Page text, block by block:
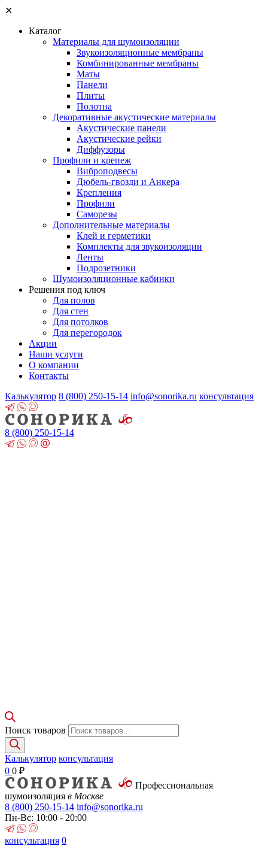
✕
Каталог
Материалы для шумоизоляции
Звукоизоляционные мембраны
Комбинированные мембраны
Маты
Панели
Плиты
Полотна
Декоративные акустические материалы
Акустические панели
Акустические рейки
Диффузоры
Профили и крепеж
Виброподвесы
Дюбель-гвозди и Анкера
Крепления
Профили
Саморезы
Дополнительные материалы
Клей и герметики
Комплекты для звукоизоляции
Ленты
Подрозетники
Шумоизоляционные кабинки
Решения под ключ
Для полов
Для стен
Для потолков
Для перегородок
Акции
Наши услуги
О компании
Контакты
Калькулятор 8 (800) 250-15-14 info@sonorika.ru консультация
8 (800) 250-15-14
Поиск товаров
Калькулятор консультация
0 0 ₽
Профессиональная
шумоизоляция в Москве
8 (800) 250-15-14 info@sonorika.ru
Пн-Вс: 10:00 - 20:00
консультация 0